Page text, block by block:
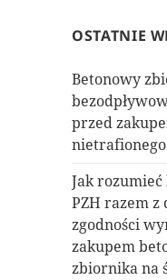
OSTATNIE
Betonowy
przed
Jak
PZH razem
zgodności
zakupem
zbiornika na